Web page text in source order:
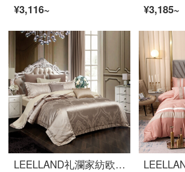
¥3,116~
¥3,185~
LEELLAND礼瀾家紡欧式優雅な綿のサテンジャカードの全綿寝具4点セットの純綿シーツ4点セットのベッド用品セット星耀米ラクダ1.8-2.0メートルベッド/220*240 cm